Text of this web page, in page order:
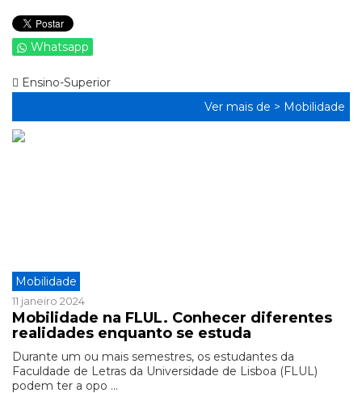
Whatsapp
Ensino-Superior
Ver mais de > Mobilidade
Mobilidade
11 janeiro 2024
Mobilidade na FLUL. Conhecer diferentes
realidades enquanto se estuda
Durante um ou mais semestres, os estudantes da
Faculdade de Letras da Universidade de Lisboa (FLUL)
podem ter a opo ...